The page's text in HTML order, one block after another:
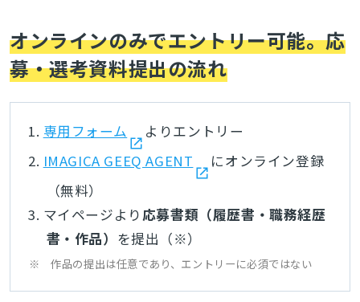
オンラインのみでエントリー可能。応
募・選考資料提出の流れ
専用フォーム
よりエントリー
IMAGICA GEEQ AGENT
にオンライン登録
（無料）
マイページより応募書類（履歴書・職務経歴
書・作品） を提出（※）
※ 作品の提出は任意であり、エントリーに必須ではない